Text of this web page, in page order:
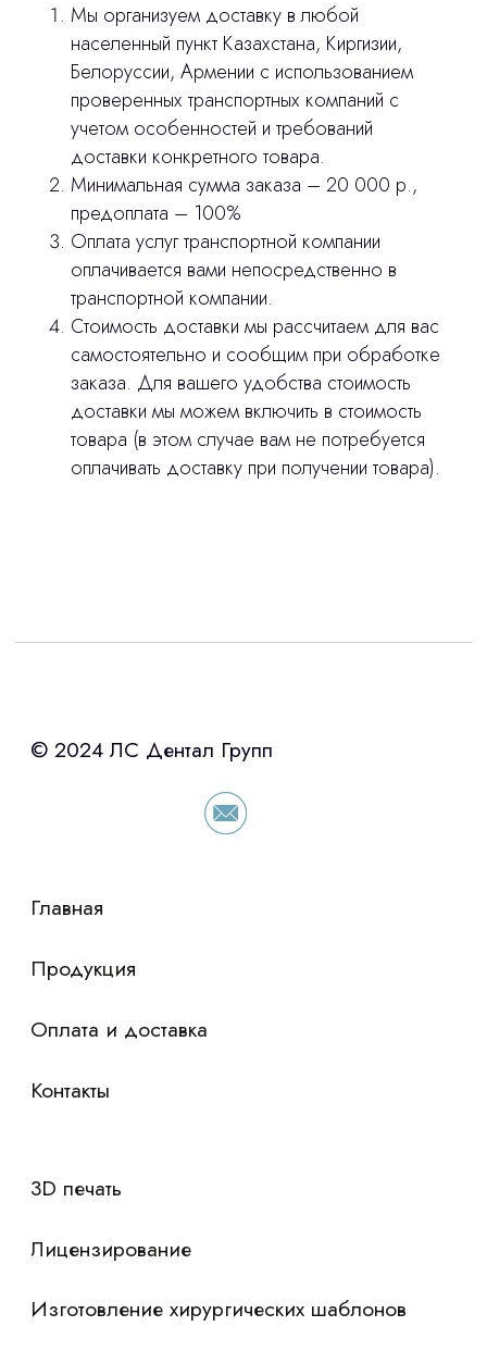
Мы организуем доставку в любой
населенный пункт Казахстана, Киргизии,
Белоруссии, Армении с использованием
проверенных транспортных компаний с
учетом особенностей и требований
доставки конкретного товара.
Минимальная сумма заказа – 20 000 р.,
предоплата – 100%
Оплата услуг транспортной компании
оплачивается вами непосредственно в
транспортной компании.
Стоимость доставки мы рассчитаем для вас
самостоятельно и сообщим при обработке
заказа. Для вашего удобства стоимость
доставки мы можем включить в стоимость
товара (в этом случае вам не потребуется
оплачивать доставку при получении товара).
Отправить вопрос
Нажимая на кнопку «Отправить вопрос»
вы соглашаетесь сполитикой
конфиденциальности
Интересует лизинг?
«Уралпромлизинг» подберем выгодные
условия по лизингу оборудования,
просто оставьте контакты чтобы мы
сориентировали по условиям
Я согласен сполитикой конфиденциальности
сделано
Лицензирование
Изготовление хирургических шаблонов
Политика конфиденциальности
stasicus